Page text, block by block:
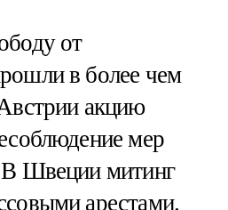
от
в более чем
акцию
мер
В Швеции митинг
арестами.